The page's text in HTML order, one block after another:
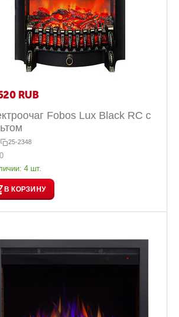
RUB
Fobos Lux Black RC с
25-2348
4 шт.
В КОРЗИНУ